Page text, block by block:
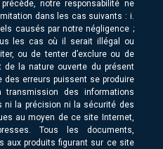
notre responsabilité ne
dans les cas suivants : i.
causés par notre négligence ;
les cas où il serait illégal ou
ou de tenter d’exclure ou de
de la nature ouverte du présent
erreurs puissent se produire
des informations
ni la précision ni la sécurité des
au moyen de ce site Internet,
Tous les documents,
aux produits figurant sur ce site